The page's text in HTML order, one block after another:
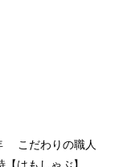
こだわりの職人